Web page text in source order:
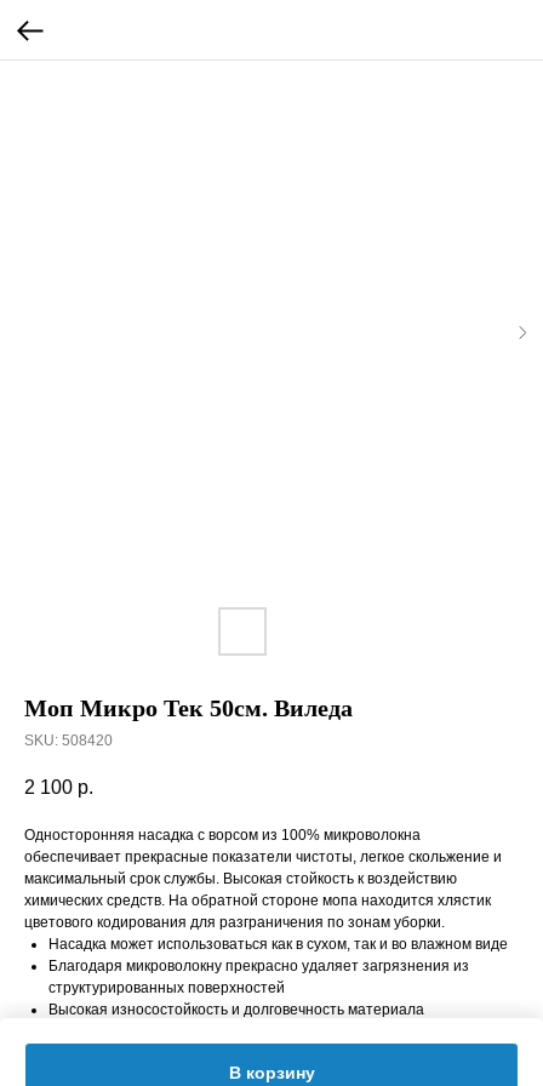
Моп Микро Тек 50см. Виледа
SKU: 508420
2 100 р.
В корзину
Односторонняя насадка с ворсом из 100% микроволокна
обеспечивает прекрасные показатели чистоты, легкое скольжение и
максимальный срок службы. Высокая стойкость к воздействию
химических средств. На обратной стороне мопа находится хлястик
цветового кодирования для разграничения по зонам уборки.
Насадка может использоваться как в сухом, так и во влажном виде
Благодаря микроволокну прекрасно удаляет загрязнения из
структурированных поверхностей
Высокая износостойкость и долговечность материала